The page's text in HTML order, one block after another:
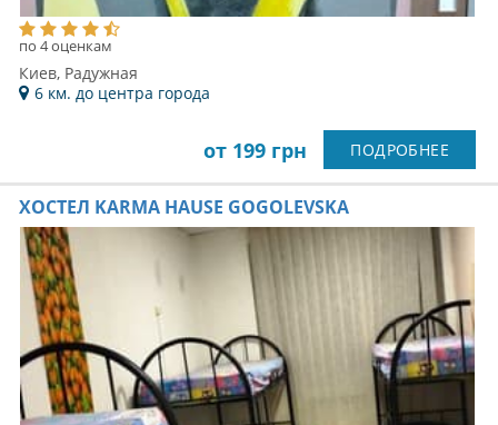
по 4 оценкам
Киев, Радужная
6 км. до центра города
от 199 грн ПОДРОБНЕЕ
ХОСТЕЛ KARMA HAUSЕ GOGOLEVSKA